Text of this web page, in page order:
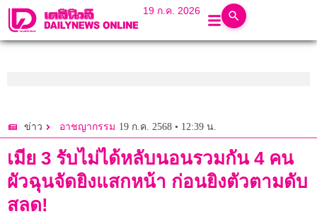
19 ก.ค. 2026
ข่าว อาชญากรรม 19 ก.ค. 2568 • 12:39 น.
เมีย 3 รับไม่ได้หลับนอนรวมกัน 4 คน
ผัวฉุนจัดยิงแสกหน้า ก่อนยิงตัวตามดับ
สลด!